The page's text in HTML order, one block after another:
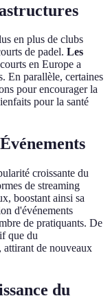
en plus de clubs
de padel. Les
en Europe a
En parallèle, certaines
pour encourager la
pour la santé
croissante du
de streaming
boostant ainsi sa
d'événements
de pratiquants. De
que du
attirant de nouveaux
du